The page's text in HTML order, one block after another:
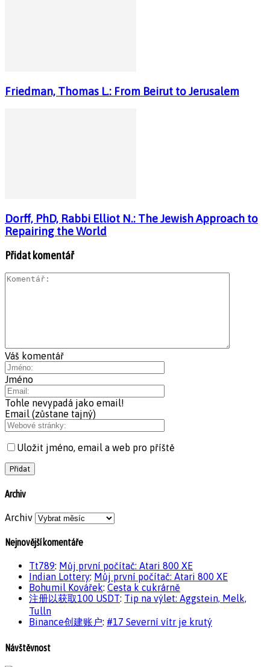
Friedman, Thomas L.: From Beirut to Jerusalem
Dorff, PhD, Rabbi Elliot N.: The Jewish Approach to
Repairing the World
Přidat komentář
Váš komentář
Jméno
Tohle nevypadá jako email!
Email (zůstane tajný)
Uložit jméno, email a web pro příště
Archiv
Archiv
Nejnovější komentáře
Tt789: Můj první počítač: Atari 800 XE
Indian Lottery: Můj první počítač: Atari 800 XE
Bohumil Kovářek: Cesta k cukrárně
注册以获取100 USDT: Tip na výlet: Aggstein, Melk,
Tulln
Binance创建账户: #17 Severní vítr je krutý
Návštěvnost